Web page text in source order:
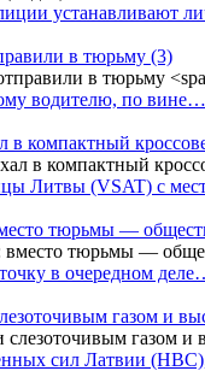
устанавливают
в тюрьму (3)
водителю, по вине…
компактный
Литвы (VSAT) с
тюрьмы —
в очередном
газом и
сил Латвии